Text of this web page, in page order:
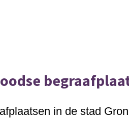
in de stad